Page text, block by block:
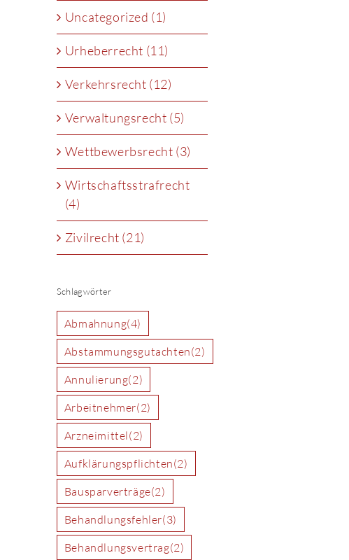
Uncategorized (1)
Urheberrecht (11)
Verkehrsrecht (12)
Verwaltungsrecht (5)
Wettbewerbsrecht (3)
Wirtschaftsstrafrecht
(4)
Zivilrecht (21)
Schlagwörter
Abmahnung(4)
Abstammungsgutachten(2)
Annulierung(2)
Arbeitnehmer(2)
Arzneimittel(2)
Aufklärungspflichten(2)
Bausparverträge(2)
Behandlungsfehler(3)
Behandlungsvertrag(2)